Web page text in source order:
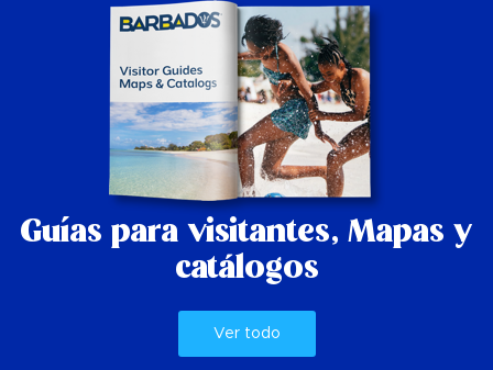
Guías para visitantes, Mapas y
catálogos
Ver todo